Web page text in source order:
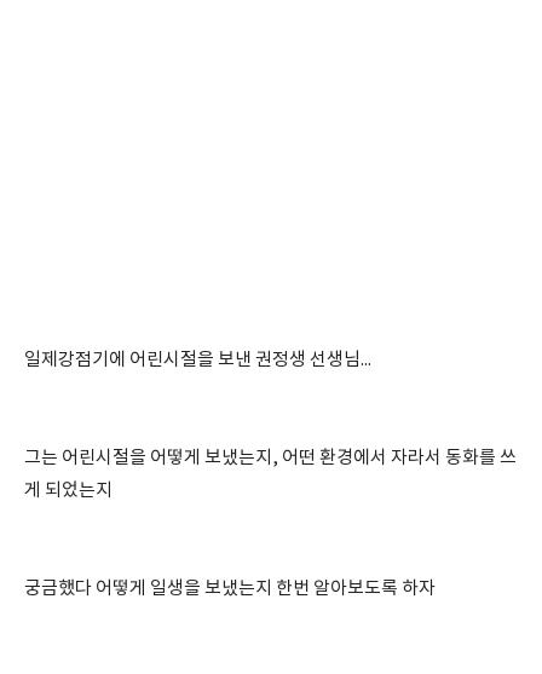
일제강점기에 어린시절을 보낸 권정생 선생님...
그는 어린시절을 어떻게 보냈는지, 어떤 환경에서 자라서 동화를 쓰
게 되었는지
궁금했다 어떻게 일생을 보냈는지 한번 알아보도록 하자